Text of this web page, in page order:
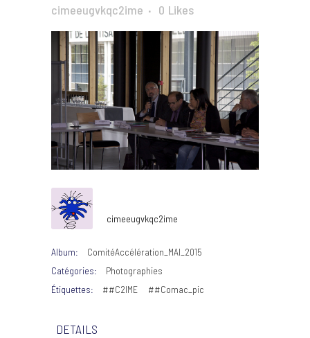
cimeeugvkqc2ime
0 Likes
cimeeugvkqc2ime
Album:
ComitéAccélération_MAI_2015
Catégories:
Photographies
Étiquettes:
##C2IME ##Comac_pic
DETAILS